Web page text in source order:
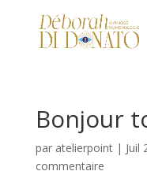
Bonjour
par atelierpoint| Juil
commentaire